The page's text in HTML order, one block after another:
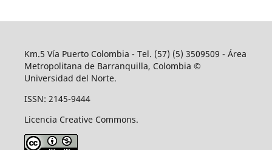
Km.5 Vía Puerto Colombia - Tel. (57) (5) 3509509 - Área
Metropolitana de Barranquilla, Colombia ©
Universidad del Norte.
ISSN: 2145-9444
Licencia Creative Commons.